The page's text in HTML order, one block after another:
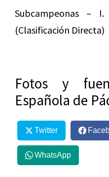
Subcampeonas –
(Clasificación Directa)
Fotos y
Española de
Twitter
WhatsApp